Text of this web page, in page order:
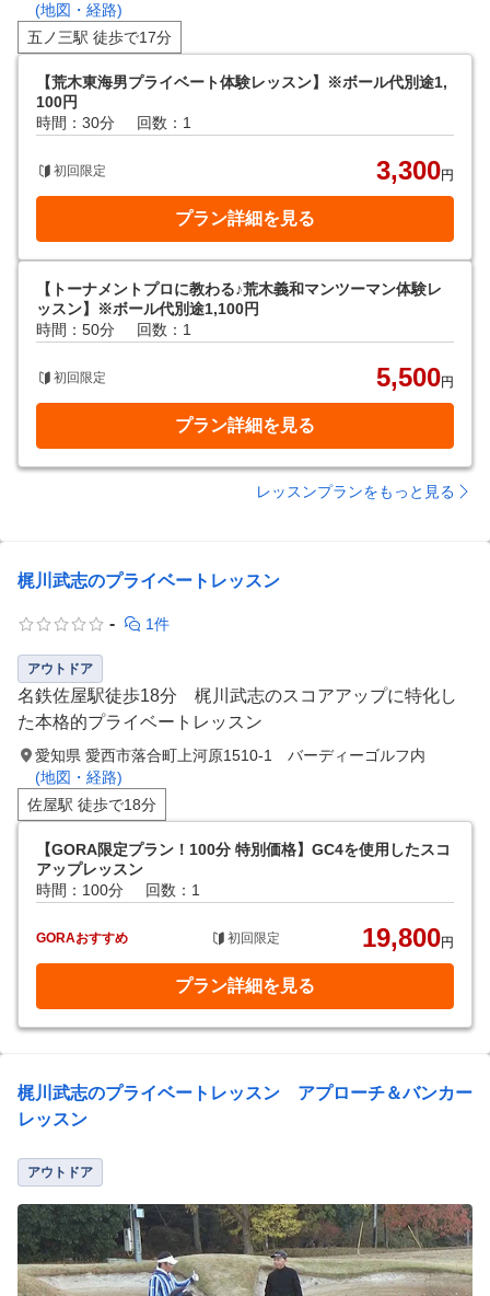
(地図・経路)
五ノ三駅 徒歩で17分
【荒木東海男プライベート体験レッスン】※ボール代別途1,
100円
時間：30分
回数：1
初回限定 3,300円
プラン詳細を見る
【トーナメントプロに教わる♪荒木義和マンツーマン体験レ
ッスン】※ボール代別途1,100円
時間：50分
回数：1
初回限定 5,500円
プラン詳細を見る
レッスンプランをもっと見る
梶川武志のプライベートレッスン
- 1件
アウトドア
名鉄佐屋駅徒歩18分 梶川武志のスコアアップに特化し
た本格的プライベートレッスン
愛知県 愛西市落合町上河原1510-1 バーディーゴルフ内
(地図・経路)
佐屋駅 徒歩で18分
【GORA限定プラン！100分 特別価格】GC4を使用したスコ
アップレッスン
時間：100分
回数：1
GORAおすすめ 初回限定 19,800円
プラン詳細を見る
梶川武志のプライベートレッスン アプローチ＆バンカー
レッスン
アウトドア